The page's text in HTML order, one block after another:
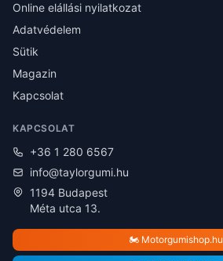
Online elállási nyilatkozat
Adatvédelem
Sütik
Magazin
Kapcsolat
KAPCSOLAT
+36 1 280 6567
info@taylorgumi.hu
1194 Budapest
Méta utca 13.
🏍️ Motorgumishop.hu